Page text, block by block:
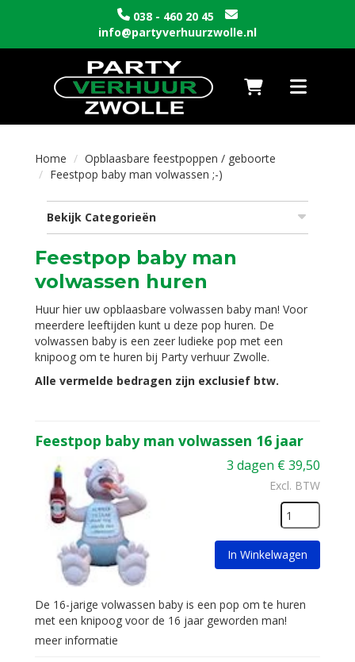
038 - 460 20 45
info@partyverhuurzwolle.nl
Naar winkelwagen
Toggle
Home
Opblaasbare feestpoppen / geboorte
Feestpop baby man volwassen ;-)
Bekijk Categorieën
Feestpop baby man
volwassen huren
Huur hier uw opblaasbare volwassen baby man! Voor
meerdere leeftijden kunt u deze pop huren. De
volwassen baby is een zeer ludieke pop met een
knipoog om te huren bij Party verhuur Zwolle.
Alle vermelde bedragen zijn exclusief btw.
Feestpop baby man volwassen 16 jaar
3 dagen €39,50
Excl. BTW
In Winkelwagen
De 16-jarige volwassen baby is een pop om te huren
met een knipoog voor de 16 jaar geworden man!
meer informatie